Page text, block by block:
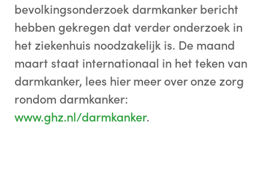
bevolkingsonderzoek darmkanker bericht
hebben gekregen dat verder onderzoek in
het ziekenhuis noodzakelijk is. De maand
maart staat internationaal in het teken van
darmkanker, lees hier meer over onze zorg
rondom darmkanker:
www.ghz.nl/darmkanker.